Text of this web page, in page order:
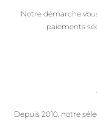
Notre démarche
paiements
Depuis 2010, notre